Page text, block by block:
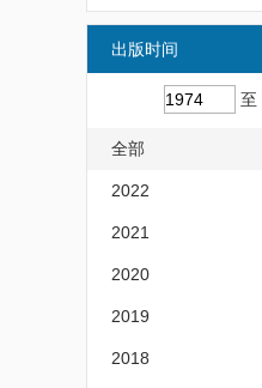
出版时间
至
全部
2022
2021
2020
2019
2018